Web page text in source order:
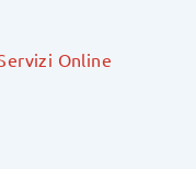
Online